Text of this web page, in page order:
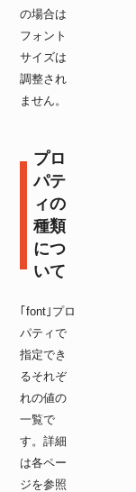
の場合は
フォント
サイズは
調整され
ません。
プロ
パテ
ィの
種類
につ
いて
｢font｣プロ
パティで
指定でき
るそれぞ
れの値の
一覧で
す。詳細
は各ペー
ジを参照